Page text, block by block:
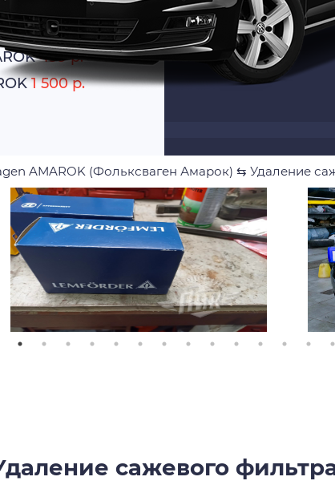
499 р.
1 500 р.
AMAROK (Фольксваген Амарок) ⇆ Удаление
сажевого